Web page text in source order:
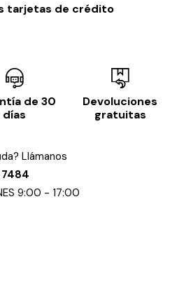
tarjetas de crédito
de 30
días
Devoluciones
gratuitas
Llámanos
9:00 - 17:00